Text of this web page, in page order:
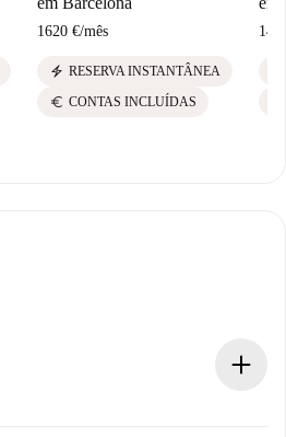
1620 €/mês
electric_bolt RESERVA INSTANTÂNEA
euro CONTAS INCLUÍDAS